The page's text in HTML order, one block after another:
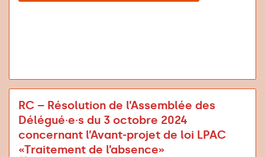
RC – Résolution de l’Assemblée des
Délégué·e·s du 3 octobre 2024
concernant l’Avant-projet de loi LPAC
«Traitement de l’absence»